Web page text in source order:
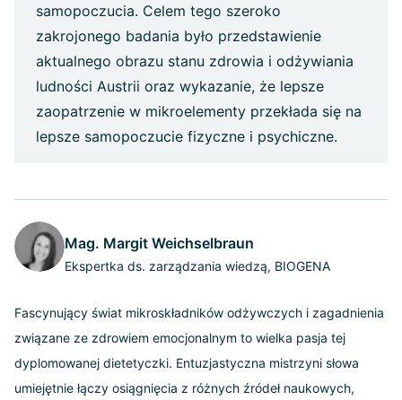
samopoczucia. Celem tego szeroko
zakrojonego badania było przedstawienie
aktualnego obrazu stanu zdrowia i odżywiania
ludności Austrii oraz wykazanie, że lepsze
zaopatrzenie w mikroelementy przekłada się na
lepsze samopoczucie fizyczne i psychiczne.
Mag. Margit Weichselbraun
Ekspertka ds. zarządzania wiedzą, BIOGENA
Fascynujący świat mikroskładników odżywczych i zagadnienia
związane ze zdrowiem emocjonalnym to wielka pasja tej
dyplomowanej dietetyczki. Entuzjastyczna mistrzyni słowa
umiejętnie łączy osiągnięcia z różnych źródeł naukowych,